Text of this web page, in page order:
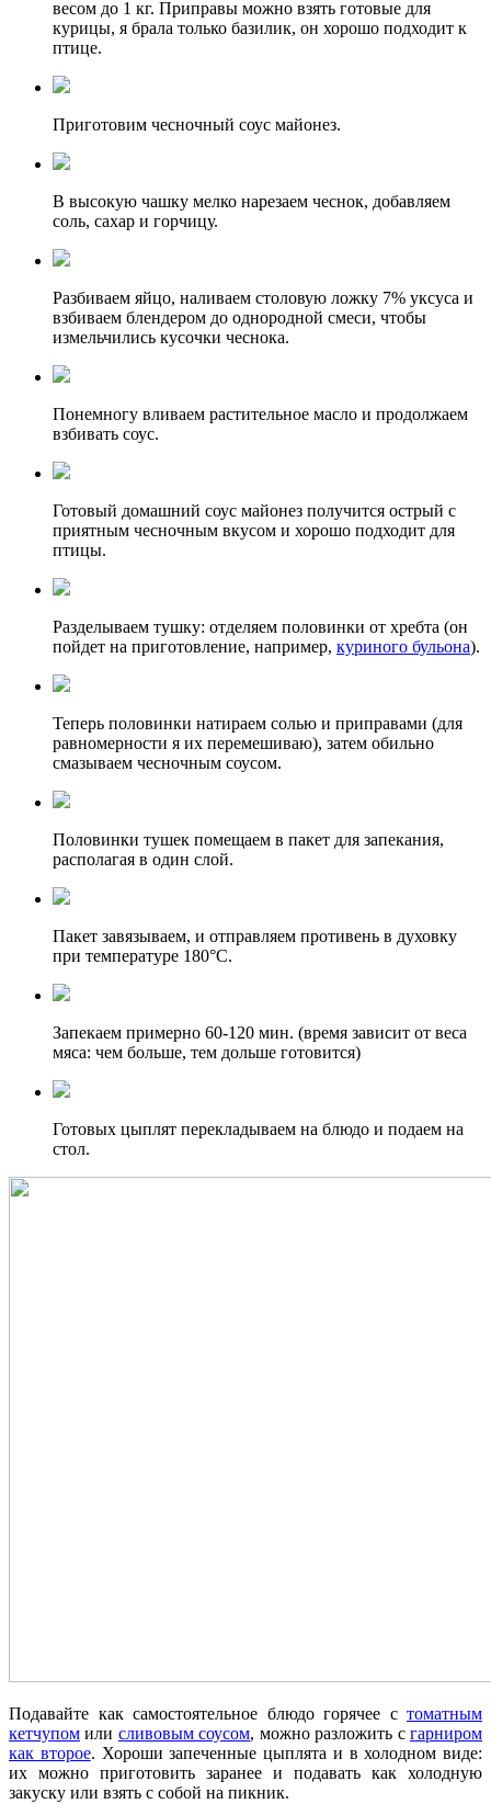
весом до 1 кг. Приправы можно взять готовые для
курицы, я брала только базилик, он хорошо подходит к
птице.
Приготовим чесночный соус майонез.
В высокую чашку мелко нарезаем чеснок, добавляем
соль, сахар и горчицу.
Разбиваем яйцо, наливаем столовую ложку 7% уксуса и
взбиваем блендером до однородной смеси, чтобы
измельчились кусочки чеснока.
Понемногу вливаем растительное масло и продолжаем
взбивать соус.
Готовый домашний соус майонез получится острый с
приятным чесночным вкусом и хорошо подходит для
птицы.
Разделываем тушку: отделяем половинки от хребта (он
пойдет на приготовление, например, куриного бульона).
Теперь половинки натираем солью и приправами (для
равномерности я их перемешиваю), затем обильно
смазываем чесночным соусом.
Половинки тушек помещаем в пакет для запекания,
располагая в один слой.
Пакет завязываем, и отправляем противень в духовку
при температуре 180°С.
Запекаем примерно 60-120 мин. (время зависит от веса
мяса: чем больше, тем дольше готовится)
Готовых цыплят перекладываем на блюдо и подаем на
стол.
Подавайте как самостоятельное блюдо горячее с томатным
кетчупом или сливовым соусом, можно разложить сгарниром
как второе. Хороши запеченные цыплята и в холодном виде:
их можно приготовить заранее и подавать как холодную
закуску или взять с собой на пикник.